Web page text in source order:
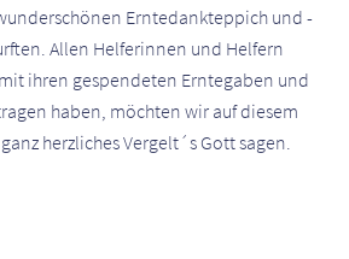
Erntedankteppich und -
Allen Helferinnen und Helfern
ihren gespendeten Erntegaben und
haben, möchten wir auf diesem
herzliches Vergelt´s Gott sagen.